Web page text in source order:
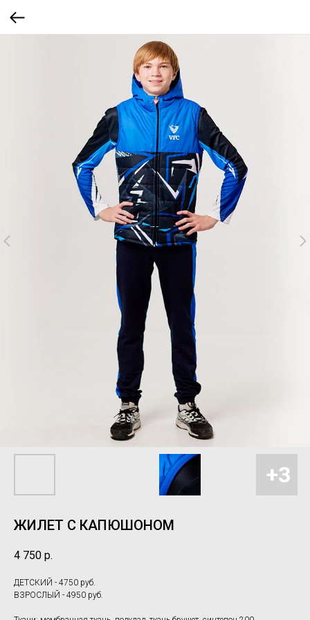
ЖИЛЕТ С КАПЮШОНОМ
4 750 р.
ДЕТСКИЙ - 4750 руб.
ВЗРОСЛЫЙ - 4950 руб.